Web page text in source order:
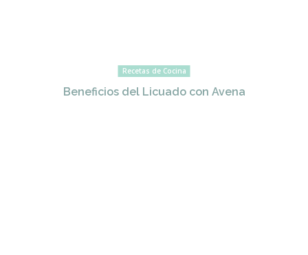
Recetas de Cocina
Beneficios del Licuado con Avena